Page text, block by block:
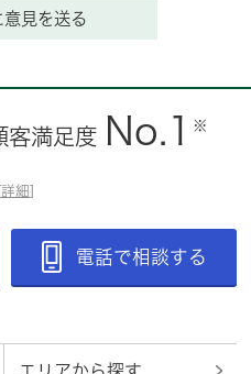
見を送る
客満足度 No.1 ※
詳細]
電話で相談する